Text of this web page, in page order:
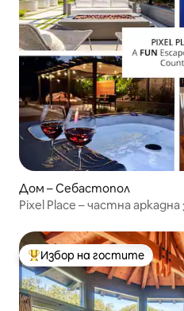
Дом – Себастопол
Pixel Place – частна
Най-популярен избор на
Избор на гостите